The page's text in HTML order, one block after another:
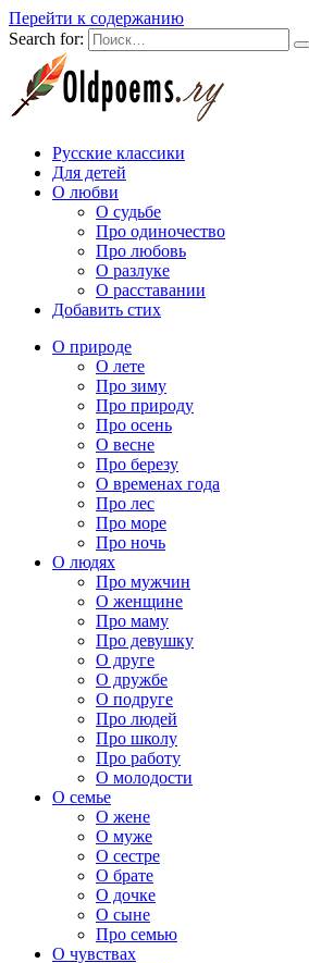
Перейти к содержанию
Search for:
Русские классики
Для детей
О любви
О судьбе
Про одиночество
Про любовь
О разлуке
О расставании
Добавить стих
О природе
О лете
Про зиму
Про природу
Про осень
О весне
Про березу
О временах года
Про лес
Про море
Про ночь
О людях
Про мужчин
О женщине
Про маму
Про девушку
О друге
О дружбе
О подруге
Про людей
Про школу
Про работу
О молодости
О семье
О жене
О муже
О сестре
О брате
О дочке
О сыне
Про семью
О чувствах